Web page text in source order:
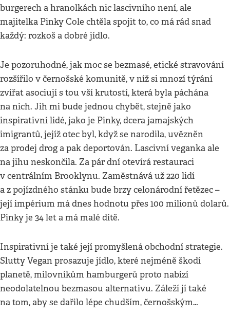
burgerech a hranolkách nic lascivního není, ale
majitelka Pinky Cole chtěla spojit to, co má rád snad
každý: rozkoš a dobré jídlo.
Je pozoruhodné, jak moc se bezmasé, etické stravování
rozšířilo v černošské komunitě, v níž si mnozí týrání
zvířat asociují s tou vší krutostí, která byla páchána
na nich. Jih mi bude jednou chybět, stejně jako
inspirativní lidé, jako je Pinky, dcera jamajských
imigrantů, jejíž otec byl, když se narodila, uvězněn
za prodej drog a pak deportován. Lascivní veganka ale
na jihu neskončila. Za pár dní otevírá restauraci
v centrálním Brooklynu. Zaměstnává už 220 lidí
a z pojízdného stánku bude brzy celonárodní řetězec –
její impérium má dnes hodnotu přes 100 milionů dolarů.
Pinky je 34 let a má malé dítě.
Inspirativní je také její promyšlená obchodní strategie.
Slutty Vegan prosazuje jídlo, které nejméně škodí
planetě, milovníkům hamburgerů proto nabízí
neodolatelnou bezmasou alternativu. Záleží jí také
na tom, aby se dařilo lépe chudším, černošským…